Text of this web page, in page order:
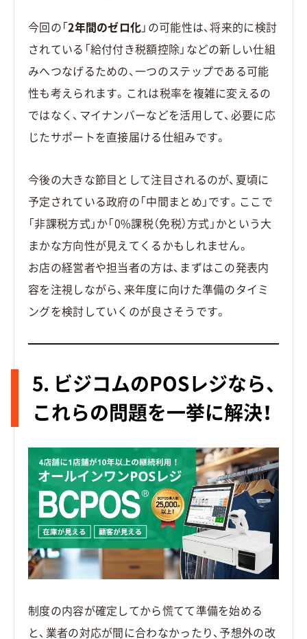
今回の「2年間のゼロ化 」の可能性は、将来的に検討
されている「給付付き税額控除」などの新しい仕組
みへつなげるための、一つのステップである可能
性も考えられます。これは税率を複雑に変えるの
ではなく、マイナンバーなどを活用して、必要に応
じたサポートを直接届ける仕組みです。
今後の大きな節目として注目されるのが、夏頃に
予定されている政府の「中間まとめ」です。ここで
「非課税方式」か「0%課税（免税）方式」かという大
まかな方向性が見えてくるかもしれません。
お店の経営者や担当者の方は、まずはこの発表内
容を注視しながら、来年度に向けた準備のタイミ
ングを検討していくのが良さそうです。
5. ビジコムのPOSレジなら、
これらの問題を一挙に解決！
制度の内容が確定してから慌てて準備を始める
と、業者の対応が間に合わなかったり、予想外の改